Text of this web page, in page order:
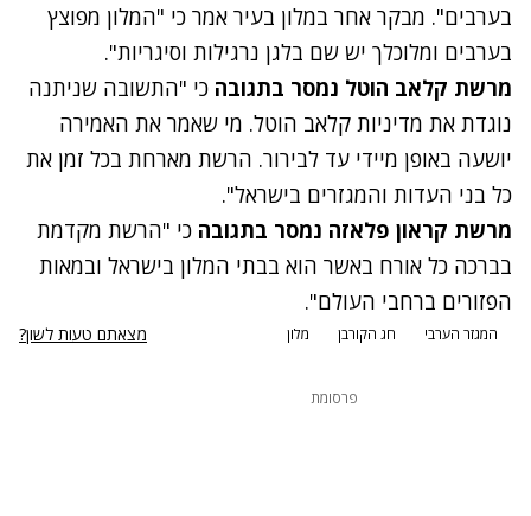
בערבים". מבקר אחר במלון בעיר אמר כי "המלון מפוצץ
בערבים ומלוכלך יש שם בלגן נרגילות וסיגריות".
מרשת קלאב הוטל נמסר בתגובה כי "התשובה שניתנה
נוגדת את מדיניות קלאב הוטל. מי שאמר את האמירה
יושעה באופן מיידי עד לבירור. הרשת מארחת בכל זמן את
כל בני העדות והמגזרים בישראל".
מרשת קראון פלאזה נמסר בתגובה כי "הרשת מקדמת
בברכה כל אורח באשר הוא בבתי המלון בישראל ובמאות
הפזורים ברחבי העולם".
המגזר הערבי חג הקורבן מלון מצאתם טעות לשון?
פרסומת